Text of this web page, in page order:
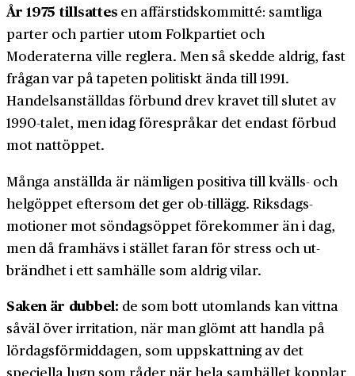
År 1975 till­sattes en affärs­tids­kommitté: samtliga
parter och partier utom Folk­partiet och
Moderaterna ville reglera. Men så skedde aldrig, fast
frågan var på tapeten politiskt ända till 1991.
Handels­anställdas förbund drev kravet till slutet av
1990-talet, men idag förespråkar det endast förbud
mot natt­öppet.
Många anställda är nämligen positiva till kvälls- och
helg­öppet eftersom det ger ob-tillägg. Riks­dags­
motioner mot söndags­öppet före­kommer än i dag,
men då fram­hävs i stället faran för stress och ut­
brändhet i ett sam­hälle som aldrig vilar.
Saken är dubbel: de som bott utom­lands kan vittna
såväl över irritation, när man glömt att handla på
lördags­för­middagen, som upp­skattning av det